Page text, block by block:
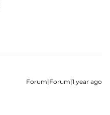
Forum|Forum|1 year ago